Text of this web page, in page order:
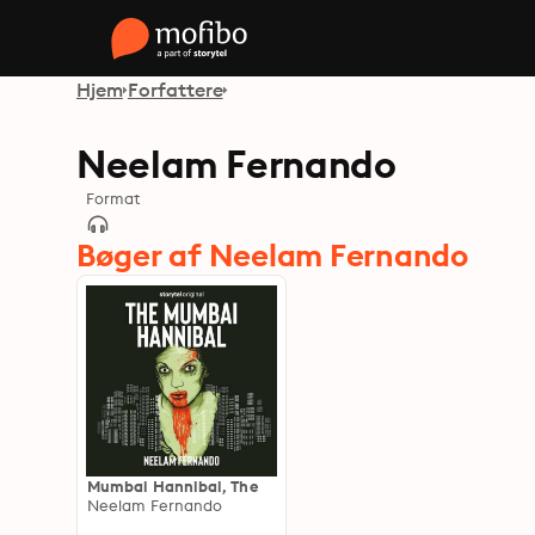
Hjem Forfattere
Neelam Fernando
Format
Bøger af Neelam Fernando
Mumbai Hannibal, The
Neelam Fernando